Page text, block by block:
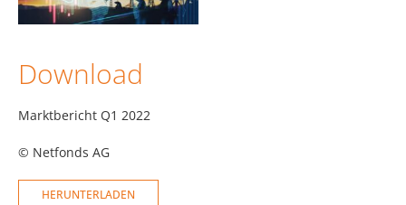
Download
Marktbericht Q1 2022
© Netfonds AG
HERUNTERLADEN